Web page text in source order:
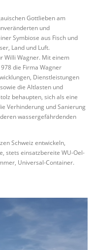
Gottlieben am
und
Symbiose aus Fisch und
Land und Luft.
Willi Wagner. Mit einem
die Firma Wagner
Dienstleistungen
die Altlasten und
behaupten, sich als eine
Verhinderung und Sanierung
wassergefährdenden
Schweiz entwickeln,
stets einsatzbereite WU-Oel-
Universal-Container.